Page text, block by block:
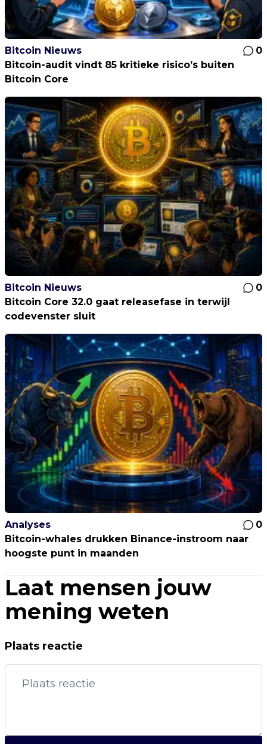
Bitcoin Nieuws
0
Bitcoin-audit vindt 85 kritieke risico’s buiten
Bitcoin Core
Bitcoin Nieuws
0
Bitcoin Core 32.0 gaat releasefase in terwijl
codevenster sluit
Analyses
0
Bitcoin-whales drukken Binance-instroom naar
hoogste punt in maanden
Laat mensen jouw
mening weten
Plaats reactie